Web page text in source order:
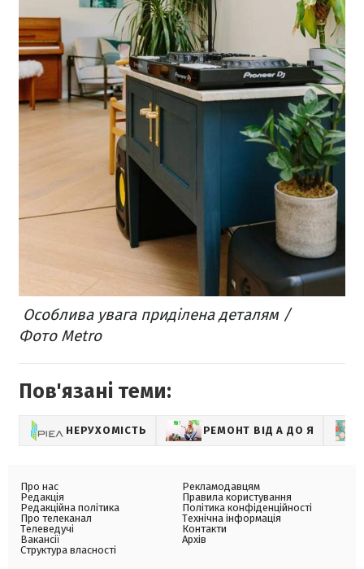
Особлива увага приділена деталям /
Фото Metro
Пов'язані теми:
НЕРУХОМІСТЬ РЕМОНТ ВІД А ДО Я
Про нас
Редакція
Редакційна політика
Про телеканал
Телеведучі
Вакансії
Структура власності
Рекламодавцям
Правила користування
Політика конфіденційності
Технічна інформація
Контакти
Архів